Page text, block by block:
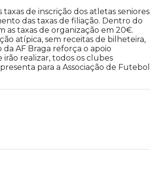
de inscrição dos atletas seniores
das taxas de filiação. Dentro do
as taxas de organização em 20€.
atípica, sem receitas de bilheteira,
AF Braga reforça o apoio
realizar, todos os clubes
para a Associação de Futebol